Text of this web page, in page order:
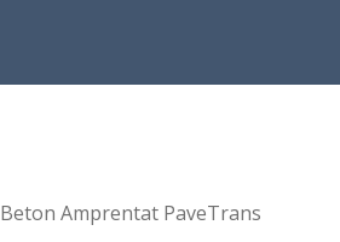
Beton Amprentat PaveTrans